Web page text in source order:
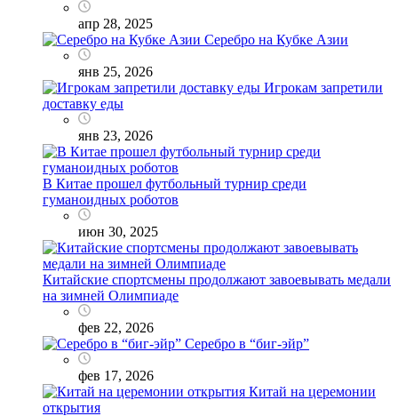
апр 28, 2025
Серебро на Кубке Азии
янв 25, 2026
Игрокам запретили
доставку еды
янв 23, 2026
В Китае прошел футбольный турнир среди
гуманоидных роботов
июн 30, 2025
Китайские спортсмены продолжают завоевывать медали
на зимней Олимпиаде
фев 22, 2026
Серебро в “биг-эйр”
фев 17, 2026
Китай на церемонии
открытия